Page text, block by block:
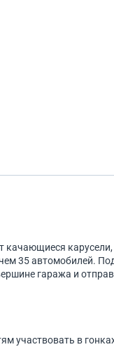
карусели,
35 автомобилей.
гаража и
участвовать в